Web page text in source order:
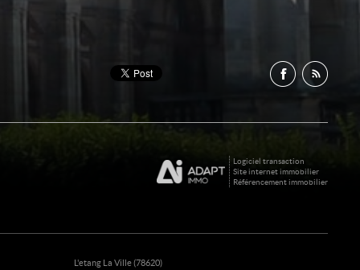
Logiciel transaction
Site internet immobilier
Référencement immobilier
L'etang La Ville (78620)